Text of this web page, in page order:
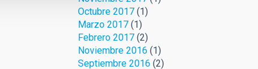
Octubre 2017(1)
Marzo 2017(1)
Febrero 2017(2)
Noviembre 2016 (1)
Septiembre 2016 (2)